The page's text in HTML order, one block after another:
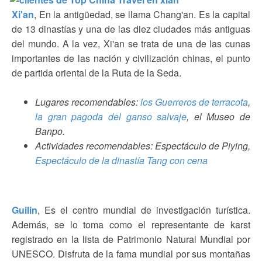
Xi'an, En la antigüedad, se llama Chang'an. Es la capital
de 13 dinastías y una de las diez ciudades más antiguas
del mundo. A la vez, Xi'an se trata de una de las cunas
importantes de las nación y civilización chinas, el punto
de partida oriental de la Ruta de la Seda.
Lugares recomendables:los Guerreros de terracota,
la gran pagoda del ganso salvaje, el Museo de
Banpo.
Actividades recomendables: Espectáculo de Piying,
Espectáculo de la dinastía Tang con cena
Guilin, Es el centro mundial de investigación turística.
Además, se lo toma como el representante de karst
registrado en la lista de Patrimonio Natural Mundial por
UNESCO. Disfruta de la fama mundial por sus montañas